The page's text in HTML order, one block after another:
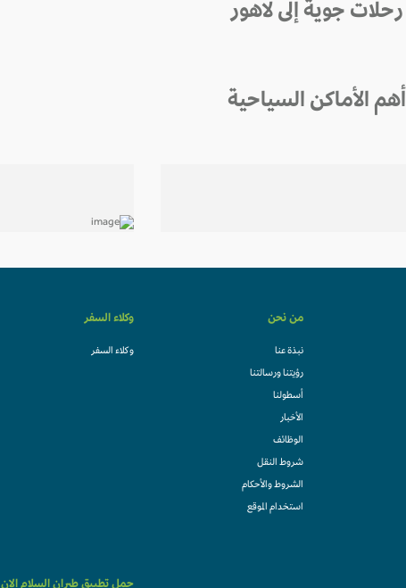
رحلات جوية إلى لاهور
أهم الأماكن السياحية
من نحن
نبذة عنا
رؤيتنا ورسالتنا
أسطولنا
الأخبار
الوظائف
شروط النقل
الشروط والأحكام
استخدام الموقع
وكلاء السفر
وكلاء السفر
حمل تطبيق طيران السلام الان